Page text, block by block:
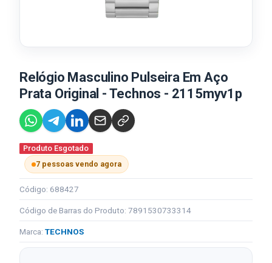
Relógio Masculino Pulseira Em Aço
Prata Original - Technos - 2115myv1p
Produto Esgotado
7 pessoas vendo agora
Código: 688427
Código de Barras do Produto: 7891530733314
Marca: TECHNOS